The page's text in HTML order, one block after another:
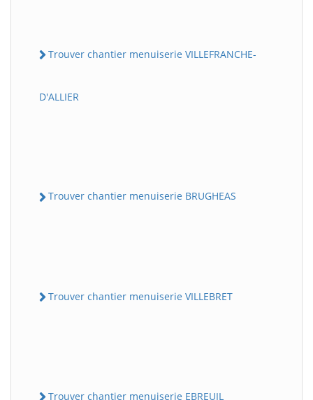
Trouver chantier menuiserie VILLEFRANCHE-
D'ALLIER
Trouver chantier menuiserie BRUGHEAS
Trouver chantier menuiserie VILLEBRET
Trouver chantier menuiserie EBREUIL